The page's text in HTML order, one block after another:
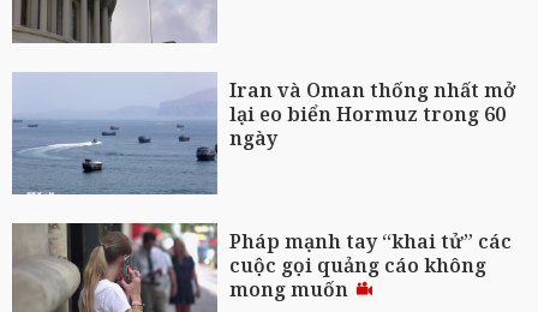
Iran và Oman thống nhất mở
lại eo biển Hormuz trong 60
ngày
Pháp mạnh tay “khai tử” các
cuộc gọi quảng cáo không
mong muốn